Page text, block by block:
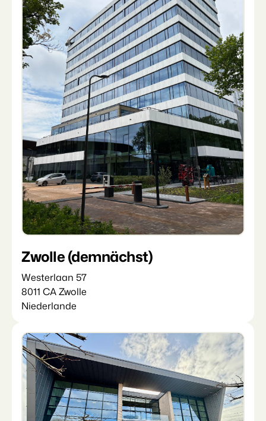
Zwolle (demnächst)
Westerlaan 57
8011 CA Zwolle
Niederlande